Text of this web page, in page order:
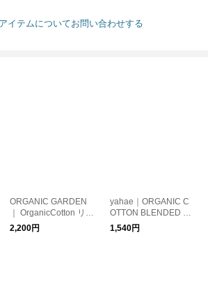
イテムについてお問い合わせする
ORGANIC GARDEN
｜ OrganicCotton リバ
ーシブルスタイ
2,200円
yahae｜ORGANIC C
OTTON BLENDED YA
K PILE SOCKS FOR B
ABY 【靴下 ソック
1,540円